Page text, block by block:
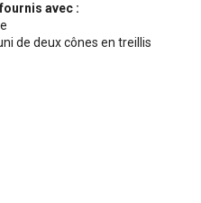
avec :
de deux cônes en treillis